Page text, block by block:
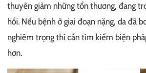
thuyên giảm những tổn thương, đang
hồi. Nếu bệnh ở giai đoạn nặng, da đã
nghiêm trọng thì cần tìm kiếm biện
hơn.